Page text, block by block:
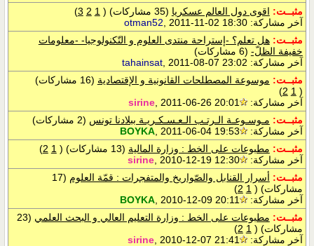
مثبــت: اقوى دول العالم عسكريا (35 مشاركات) (
1
2
3
)
آخر مشاركة:
otman52 , 2011-11-02 18:30
مثبــت: هل تعلم؟ -إستراحة منتدى العلوم و التّكنولوجيا- -معلومات
خفيفة الظلّ- (6 مشاركات)
آخر مشاركة:
tahainsat, 2011-08-07 23:02
مثبــت: موسوعة المصطلحات القانونية و الإقتصادية (16 مشاركات)
(
1
2
)
آخر مشاركة:
sirine, 2011-06-26 20:01
مثبــت: مـوسـوعـة الـرتـب الـعـسـكـريـة ببلادنا تونس (2 مشاركات)
آخر مشاركة:
BOYKA, 2011-06-04 19:53
مثبــت: مطبوعات على الخط : وزارة المالية (13 مشاركات) (
1
2
)
آخر مشاركة:
sirine, 2010-12-19 12:30
مثبــت: أسرار القنابل والصّواريخ والمتفجرات : قمّة العلوم
(17
مشاركات) (
1
2
)
آخر مشاركة:
BOYKA, 2010-12-09 20:11
مثبــت: مطبوعات على الخط : وزارة التعليم العالي و البحث العلمي
(23
مشاركات) (
1
2
)
آخر مشاركة:
sirine, 2010-12-07 21:41